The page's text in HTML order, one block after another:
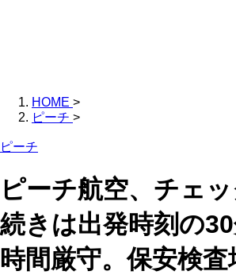
HOME >
ピーチ >
ピーチ
ピーチ航空、チェ
続きは出発時刻の
時間厳守。保安検査